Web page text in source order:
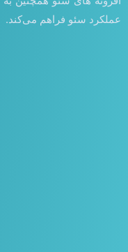
عملکرد سئو فراهم می‌کند.